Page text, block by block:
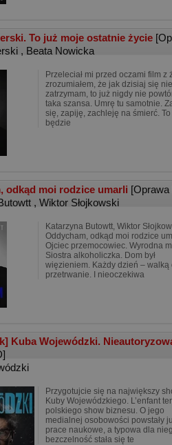
To już moje ostatnie życie
, Beata Nowicka
Przeleciał mi przed oczami film z
zrozumiałem, że jak dzisiaj się nie
zatrzymam, to już nigdy nie
taka szansa. Umrę tu samotnie.
się, zapiję, zachleję na śmierć. To
będzie
odkąd moi rodzice umarli
, Wiktor Słojkowski
Katarzyna Butowtt, Wiktor
Oddycham, odkąd moi rodzice
Ojciec przemocowiec. Wyrodna
Siostra alkoholiczka. Dom był
więzieniem. Każdy dzień – walką
przetrwanie. I nieoczekiwa
Kuba Wojewódzki.
Przygotujcie się na największy
Kuby Wojewódzkiego. L’enfant
polskiego show biznesu. O jego
medialnej osobowości powstały
prace naukowe, a typowa dla
bezczelność stała się te